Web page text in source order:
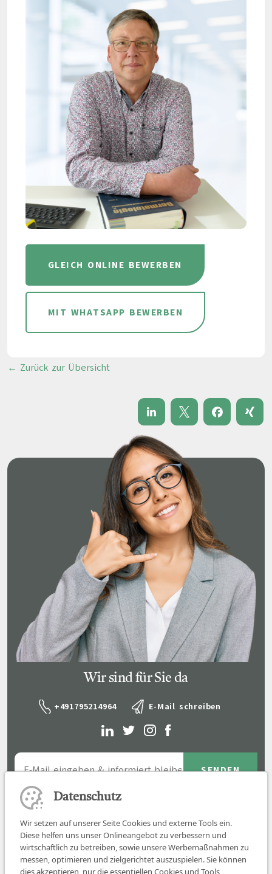
GLEICH ONLINE BEWERBEN
MIT WHATSAPP BEWERBEN
← Zurück zur Übersicht
Wir sind für Sie da
+491795214964 E-Mail schreiben
Datenschutz
Wir setzen auf unserer Seite Cookies und externe Tools ein.
Diese helfen uns unser Onlineangebot zu verbessern und
wirtschaftlich zu betreiben, sowie unsere Werbemaßnahmen zu
messen, optimieren und zielgerichtet auszuspielen. Sie können
dies akzeptieren, nur die essentiellen Cookies und Tools